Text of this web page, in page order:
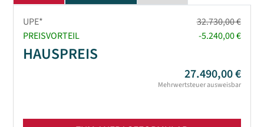
UPE*
32.730,00 €
PREISVORTEIL
-5.240,00 €
HAUSPREIS
27.490,00 €
Mehrwertsteuer ausweisbar